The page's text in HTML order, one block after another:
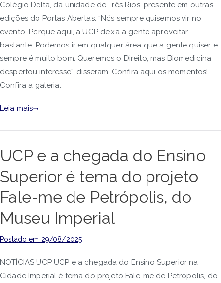
Colégio Delta, da unidade de Três Rios, presente em outras
edições do Portas Abertas. “Nós sempre quisemos vir no
evento. Porque aqui, a UCP deixa a gente aproveitar
bastante. Podemos ir em qualquer área que a gente quiser e
sempre é muito bom. Queremos o Direito, mas Biomedicina
despertou interesse”, disseram. Confira aqui os momentos!
Confira a galeria:
Leia mais
UCP e a chegada do Ensino
Superior é tema do projeto
Fale-me de Petrópolis, do
Museu Imperial
Postado em 29/08/2025
NOTÍCIAS UCP UCP e a chegada do Ensino Superior na
Cidade Imperial é tema do projeto Fale-me de Petrópolis, do